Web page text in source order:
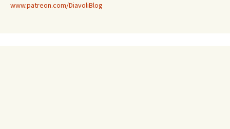
www.patreon.com/DiavoliBlog